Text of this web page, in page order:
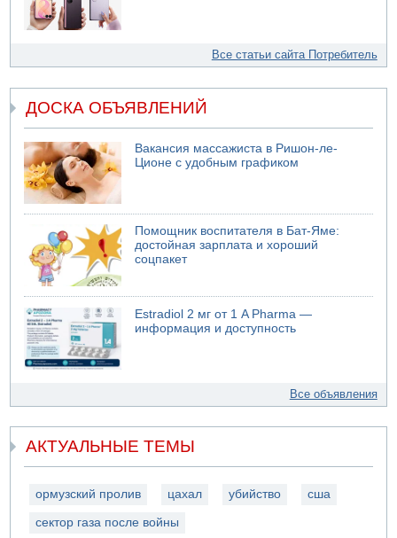
Все статьи сайта Потребитель
ДОСКА ОБЪЯВЛЕНИЙ
Вакансия массажиста в Ришон-ле-
Ционе с удобным графиком
Помощник воспитателя в Бат-Яме:
достойная зарплата и хороший
соцпакет
Estradiol 2 мг от 1 A Pharma —
информация и доступность
Все объявления
АКТУАЛЬНЫЕ ТЕМЫ
ормузский пролив цахал убийство сша
сектор газа после войны